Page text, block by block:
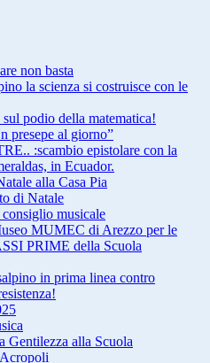
non basta
la scienza si costruisce con le
podio della matematica!
presepe al giorno”
:scambio epistolare con la
in Ecuador.
alla Casa Pia
di Natale
musicale
MUMEC di Arezzo per le
PRIME della Scuola
in prima linea contro
Gentilezza alla Scuola